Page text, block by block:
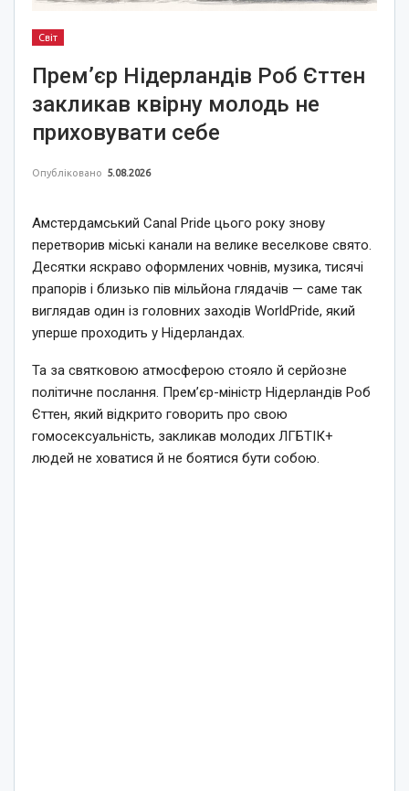
Світ
Прем’єр Нідерландів Роб Єттен
закликав квірну молодь не
приховувати себе
Опубліковано 5.08.2026
Амстердамський Canal Pride цього року знову
перетворив міські канали на велике веселкове свято.
Десятки яскраво оформлених човнів, музика, тисячі
прапорів і близько пів мільйона глядачів — саме так
виглядав один із головних заходів WorldPride, який
уперше проходить у Нідерландах.
Та за святковою атмосферою стояло й серйозне
політичне послання. Прем’єр-міністр Нідерландів Роб
Єттен, який відкрито говорить про свою
гомосексуальність, закликав молодих ЛГБТІК+
людей не ховатися й не боятися бути собою.